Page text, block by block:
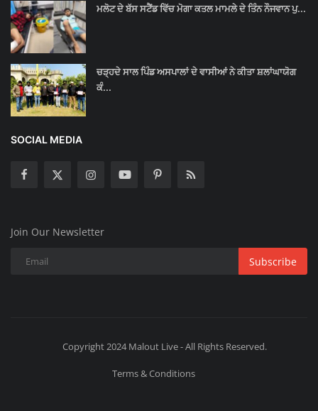
ਮਲੋਟ ਦੇ ਬੱਸ ਸਟੈਂਡ ਵਿੱਚ ਮੋਗਾ ਕਤਲ ਮਾਮਲੇ ਦੇ ਤਿੰਨ ਨੌਜਵਾਨ ਪੁ...
ਚੜ੍ਹਦੇ ਸਾਲ ਪਿੰਡ ਅਸਪਾਲਾਂ ਦੇ ਵਾਸੀਆਂ ਨੇ ਕੀਤਾ ਸ਼ਲਾਂਘਾਯੋਗ
ਕੰ...
SOCIAL MEDIA
Join Our Newsletter
Subscribe
Copyright 2024 Malout Live - All Rights Reserved.
Terms & Conditions